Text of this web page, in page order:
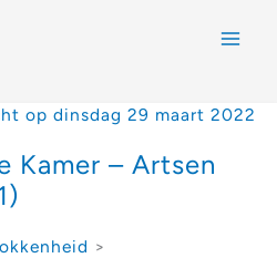
op dinsdag 29 maart 2022
Kamer – Artsen
>